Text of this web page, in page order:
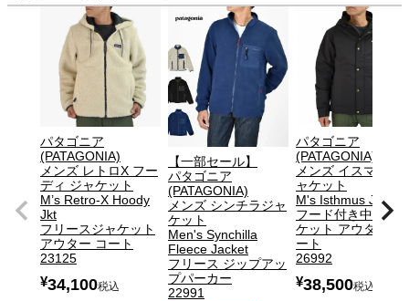
パタゴニア
(PATAGONIA)
メンズ レトロX フー
ディ ジャケット
M’s Retro-X Hoody
Jkt
フリースジャケット
アウター コート
23125
¥34,100税込
【一部セール】
パタゴニア
(PATAGONIA)
メンズ シンチラジャ
ケット
Men's Synchilla
Fleece Jacket
フリース ジップアッ
プパーカー
22991
パタゴニア
(PATAGONIA)
メンズ イスマス ジ
ャケット
M's Isthmus Jkt
フード付き中綿ジ
ケット アウター コ
ート
26992
¥38,500税込